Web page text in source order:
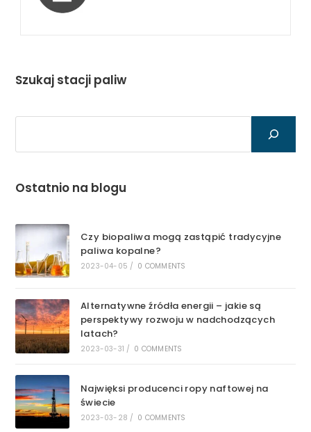
Szukaj stacji paliw
Ostatnio na blogu
Czy biopaliwa mogą zastąpić tradycyjne
paliwa kopalne?
2023-04-05 / 0 COMMENTS
Alternatywne źródła energii – jakie są
perspektywy rozwoju w nadchodzących
latach?
2023-03-31 / 0 COMMENTS
Najwięksi producenci ropy naftowej na
świecie
2023-03-28 / 0 COMMENTS